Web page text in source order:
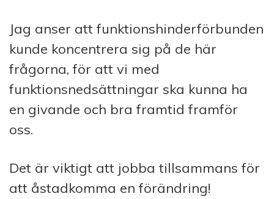
Jag anser att funktionshinderförbunden
kunde koncentrera sig på de här
frågorna, för att vi med
funktionsnedsättningar ska kunna ha
en givande och bra framtid framför
oss.
Det är viktigt att jobba tillsammans för
att åstadkomma en förändring!